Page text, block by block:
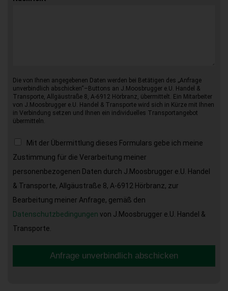
Die von Ihnen angegebenen Daten werden bei Betätigen des „Anfrage
unverbindlich abschicken“–Buttons an J.Moosbrugger e.U. Handel &
Transporte, Allgäustraße 8, A-6912 Hörbranz, übermittelt. Ein Mitarbeiter
von J.Moosbrugger e.U. Handel & Transporte wird sich in Kürze mit Ihnen
in Verbindung setzen und Ihnen ein individuelles Transportangebot
übermitteln.
Mit der Übermittlung dieses Formulars gebe ich meine
Zustimmung für die Verarbeitung meiner
personenbezogenen Daten durch J.Moosbrugger e.U. Handel
& Transporte, Allgäustraße 8, A-6912 Hörbranz, zur
Bearbeitung meiner Anfrage, gemäß den
Datenschutzbedingungen von J.Moosbrugger e.U. Handel &
Transporte.
Anfrage unverbindlich abschicken